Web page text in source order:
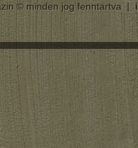
© minden jog fenntartva |